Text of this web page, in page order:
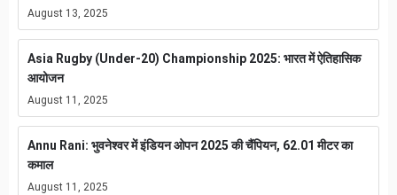
August 13, 2025
Asia Rugby (Under-20) Championship 2025: भारत में ऐतिहासिक
आयोजन
August 11, 2025
Annu Rani: भुवनेश्वर में इंडियन ओपन 2025 की चैंपियन, 62.01 मीटर का
कमाल
August 11, 2025